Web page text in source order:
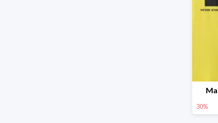
30%